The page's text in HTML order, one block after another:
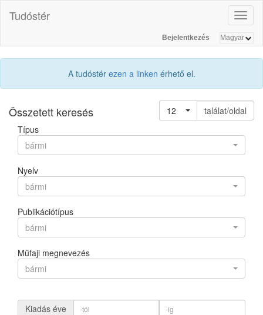
Tudóstér
Bejelentkezés
A tudóstér ezen a linken érhető el.
Összetett keresés 12
találat/oldal
Típus
bármi
Nyelv
bármi
Publikációtípus
bármi
Műfaji megnevezés
bármi
Kiadás éve